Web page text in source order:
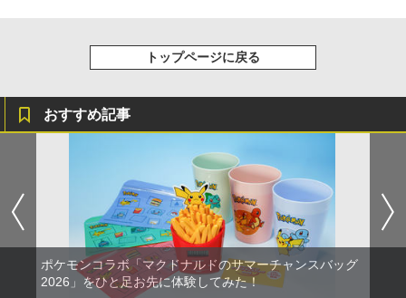
トップページに戻る
おすすめ記事
ポケモンコラボ「マクドナルドのサマーチャンスバッグ
2026」をひと足お先に体験してみた！